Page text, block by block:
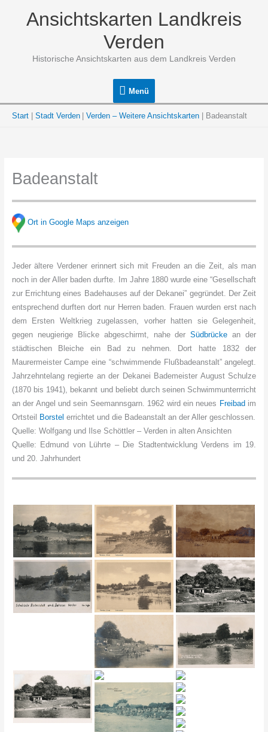
Ansichtskarten Landkreis
Verden
Historische Ansichtskarten aus dem Landkreis Verden
Menü
Menü
Start Stadt Verden Verden – Weitere Ansichtskarten Badeanstalt
Badeanstalt
Ort in Google Maps anzeigen
Jeder ältere Verdener erinnert sich mit Freuden an die Zeit, als man
noch in der Aller baden durfte. Im Jahre 1880 wurde eine “Gesellschaft
zur Errichtung eines Badehauses auf der Dekanei” gegründet. Der Zeit
entsprechend durften dort nur Herren baden. Frauen wurden erst nach
dem Ersten Weltkrieg zugelassen, vorher hatten sie Gelegenheit,
gegen neugierige Blicke abgeschirmt, nahe derSüdbrücke an der
städtischen Bleiche ein Bad zu nehmen. Dort hatte 1832 der
Maurermeister Campe eine “schwimmende Flußbadeanstalt” angelegt.
Jahrzehntelang regierte an der Dekanei Bademeister August Schulze
(1870 bis 1941), bekannt und beliebt durch seinen Schwimmunterrricht
an der Angel und sein Seemannsgarn. 1962 wird ein neues Freibadim
Ortsteil Borstel errichtet und die Badeanstalt an der Aller geschlossen.
Quelle: Wolfgang und Ilse Schöttler – Verden in alten Ansichten
Quelle: Edmund von Lührte – Die Stadtentwicklung Verdens im 19.
und 20. Jahrhundert